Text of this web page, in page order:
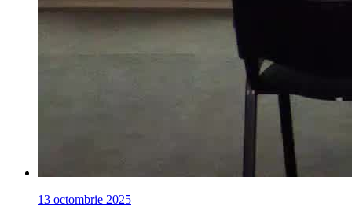
13 octombrie 2025